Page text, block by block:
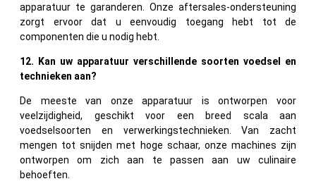
apparatuur te garanderen. Onze aftersales-ondersteuning
zorgt ervoor dat u eenvoudig toegang hebt tot de
componenten die u nodig hebt.
12. Kan uw apparatuur verschillende soorten voedsel en
technieken aan?
De meeste van onze apparatuur is ontworpen voor
veelzijdigheid, geschikt voor een breed scala aan
voedselsoorten en verwerkingstechnieken. Van zacht
mengen tot snijden met hoge schaar, onze machines zijn
ontworpen om zich aan te passen aan uw culinaire
behoeften.